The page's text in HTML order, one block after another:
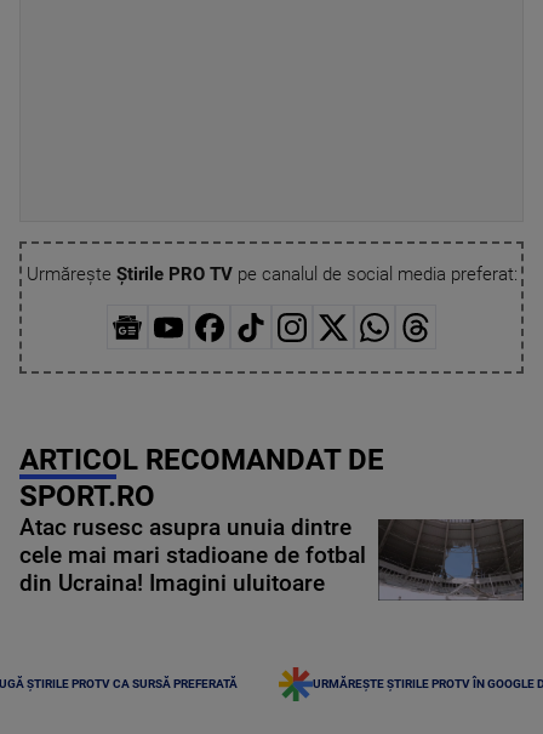
Urmărește Știrile PRO TVpe canalul de social media preferat:
ARTICOL RECOMANDAT DE
SPORT.RO
Atac rusesc asupra unuia dintre
cele mai mari stadioane de fotbal
din Ucraina! Imagini uluitoare
ȘTIRILE PROTV CA SURSĂ PREFERATĂ URMĂREȘTE ȘTIRILE PROTV ÎN GOOGLE